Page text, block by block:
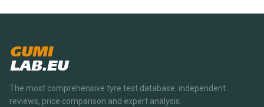
GUMI
LAB.EU
The most comprehensive tyre test database. independent
reviews, price comparison and expert analysis.